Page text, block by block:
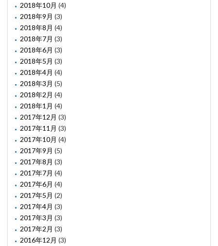
2018年10月 (4)
2018年9月 (3)
2018年8月 (4)
2018年7月 (3)
2018年6月 (3)
2018年5月 (3)
2018年4月 (4)
2018年3月 (5)
2018年2月 (4)
2018年1月 (4)
2017年12月 (3)
2017年11月 (3)
2017年10月 (4)
2017年9月 (5)
2017年8月 (3)
2017年7月 (4)
2017年6月 (4)
2017年5月 (2)
2017年4月 (3)
2017年3月 (3)
2017年2月 (3)
2016年12月 (3)